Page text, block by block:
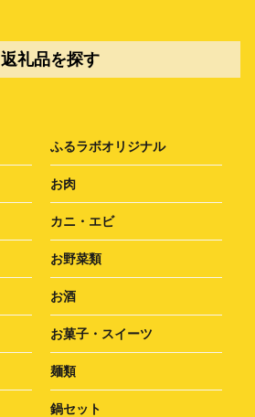
返礼品を探す
ふるラボオリジナル
お肉
カニ・エビ
お野菜類
お酒
お菓子・スイーツ
麺類
鍋セット